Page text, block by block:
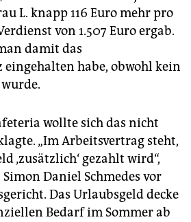
L. knapp 116 Euro mehr pro
von 1.507 Euro ergab.
damit das
habe, obwohl kein
wollte sich das nicht
„Im Arbeitsvertrag steht,
‚zusätzlich‘ gezahlt wird“,
Daniel Schmedes vor
Das Urlaubsgeld decke
Bedarf im Sommer ab